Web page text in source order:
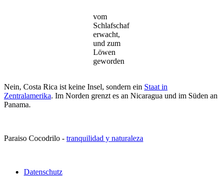
vom
Schlafschaf
erwacht,
und zum
Löwen
geworden
Nein, Costa Rica ist keine Insel, sondern ein Staat in
Zentralamerika. Im Norden grenzt es an Nicaragua und im Süden an
Panama.
Paraiso Cocodrilo - tranquilidad y naturaleza
Datenschutz